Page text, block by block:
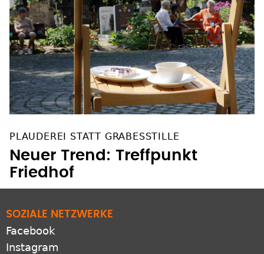
PLAUDEREI STATT GRABESSTILLE
Neuer Trend: Treffpunkt
Friedhof
SOZIALE NETZWERKE
Facebook
Instagram